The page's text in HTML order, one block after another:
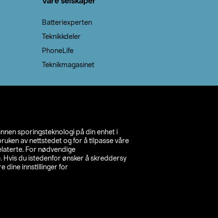
sporingsteknologi på din enhet i
av nettstedet og for å tilpasse våre
For nødvendige
Hvis du istedenfor ønsker å skreddersy
dine innstillinger for
Batteriexperten
Teknikkdeler
PhoneLife
Teknikmagasinet